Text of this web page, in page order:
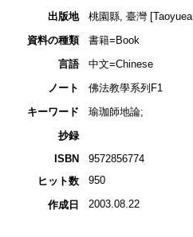
出版地
桃園縣, 臺灣
資料の種類
書籍=Book
言語
中文=Chinese
ノート
佛法教學系列F1
キーワード
瑜珈師地論;
抄録
ISBN
9572856774
ヒット数
950
作成日 2003.08.22